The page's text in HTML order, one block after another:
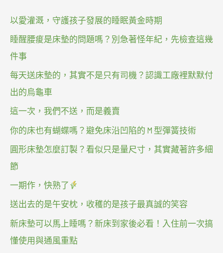
以愛灌溉，守護孩子發展的睡眠黃金時期
睡醒腰痠是床墊的問題嗎？別急著怪年紀，先檢查這幾
件事
每天送床墊的，其實不是只有司機？認識工廠裡默默付
出的烏龜車
這一次，我們不送，而是義賣
你的床也有蝴蝶嗎？避免床沿凹陷的 M 型彈簧技術
圓形床墊怎麼訂製？看似只是量尺寸，其實藏著許多細
節
一期作，快熟了
送出去的是午安枕，收穫的是孩子最真誠的笑容
新床墊可以馬上睡嗎？新床到家後必看！入住前一次搞
懂使用與通風重點